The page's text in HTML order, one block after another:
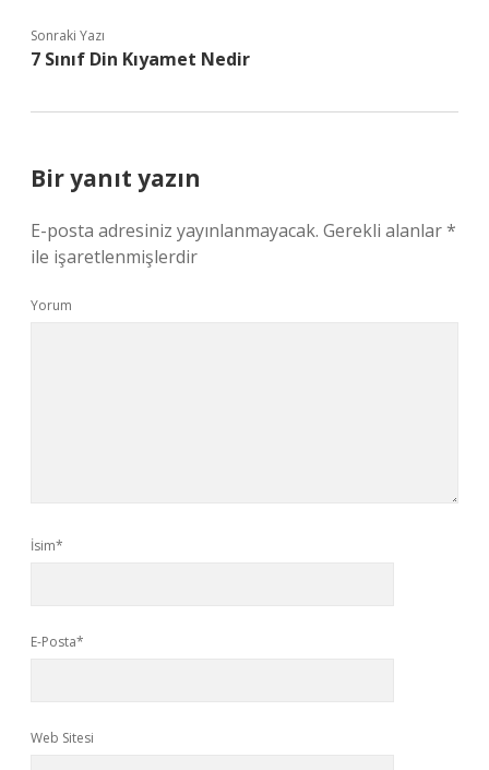
Sonraki Yazı
7 Sınıf Din Kıyamet Nedir
Bir yanıt yazın
E-posta adresiniz yayınlanmayacak. Gerekli alanlar*
ile işaretlenmişlerdir
Yorum
İsim*
E-Posta*
Web Sitesi